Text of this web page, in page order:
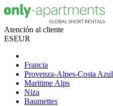
Atención al cliente
ESEUR
Francia
Provenza-Alpes-Costa Azul
Maritime Alps
Niza
Baumettes